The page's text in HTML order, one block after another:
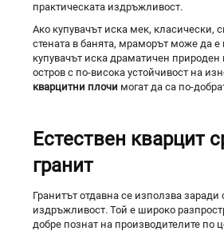
практическата издръжливост.
Ако купувачът иска мек, класически,
стената в банята, мраморът може да
купувачът иска драматичен природен
остров с по-висока устойчивост на
кварцитни плочи могат да са по-
Естествен кварцит
гранит
Гранитът отдавна се използва заради
издръжливост. Той е широко
добре познат на производителите по